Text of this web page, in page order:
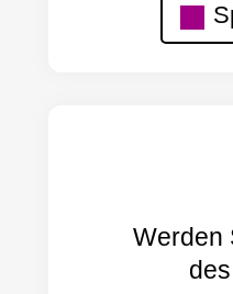
Werden